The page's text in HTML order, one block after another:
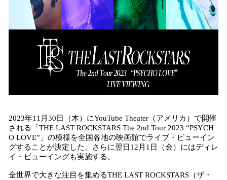
2023年11月30日（木）にYouTube Theater（アメリカ）で開催
される「THE LAST ROCKSTARS The 2nd Tour 2023 “PSYCH
O LOVE”」の模様を全国各地の映画館でライブ・ビューイン
グすることが決定した。さらに翌日12月1日（金）にはディレ
イ・ビューイングも実施する。
全世界で大きな注目を集めるTHE LAST ROCKSTARS（ザ・